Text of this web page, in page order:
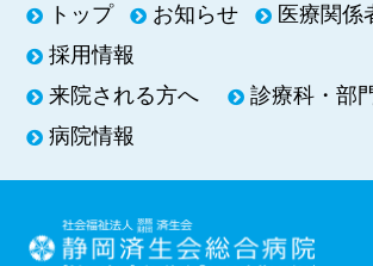
トップ お知らせ
医療関係
採用情報
来院される方へ
診療科・部
病院情報